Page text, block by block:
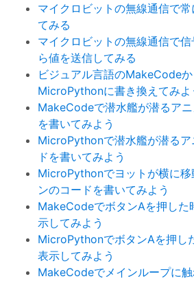
マイクロビットの無線通信で
てみる
マイクロビットの無線通信で
ら値を送信してみる
ビジュアル言語のMakeCode
MicroPythonに書き換えてみよ
MakeCodeで潜水艦が潜るア
を書いてみよう
MicroPythonで潜水艦が潜るア
ドを書いてみよう
MicroPythonでヨットが横に移
ンのコードを書いてみよう
MakeCodeでボタンAを押した
示してみよう
MicroPythonでボタンAを押し
表示してみよう
MakeCodeでメインループに触